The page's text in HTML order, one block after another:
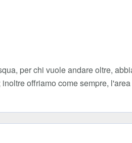
per chi vuole andare oltre,
offriamo come sempre,